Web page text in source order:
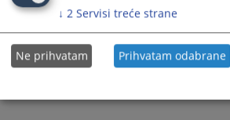
↓ 2 Servisi treće strane
Ne prihvatam Prihvatam odabrane